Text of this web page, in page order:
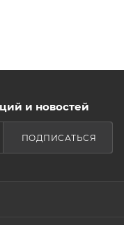
и новостей
ПОДПИСАТЬСЯ